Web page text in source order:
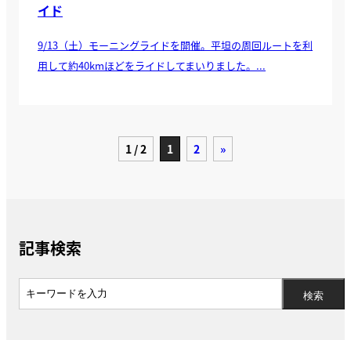
イド
9/13（土）モーニングライドを開催。平坦の周回ルートを利
用して約40kmほどをライドしてまいりました。...
1 / 2 1 2 »
記事検索